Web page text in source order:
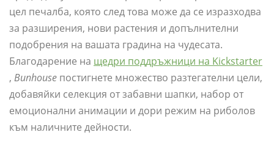
цел печалба, която след това може да се изразходва
за разширения, нови растения и допълнителни
подобрения на вашата градина на чудесата.
Благодарение на щедри поддръжници на Kickstarter
, Bunhouse постигнете множество разтегателни цели,
добавяйки селекция от забавни шапки, набор от
емоционални анимации и дори режим на риболов
към наличните дейности.